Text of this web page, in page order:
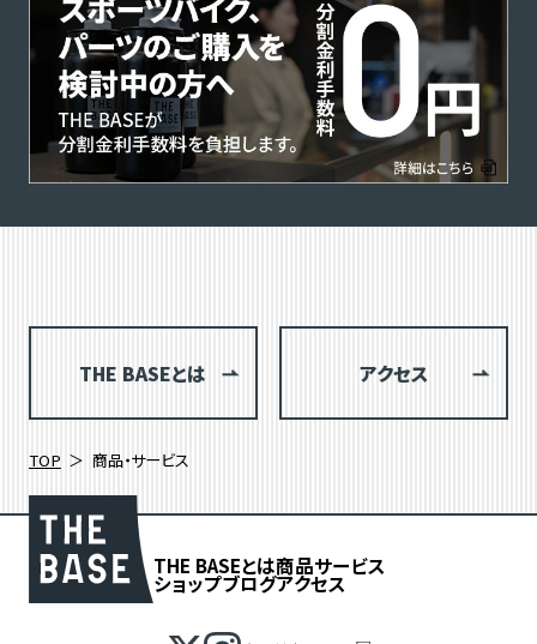
THE BASEとは アクセス
TOP 商品・サービス
THE BASEとは商品サービス
ショップブログアクセス